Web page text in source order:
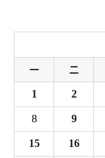
一 二
1 2
8 9
15 16